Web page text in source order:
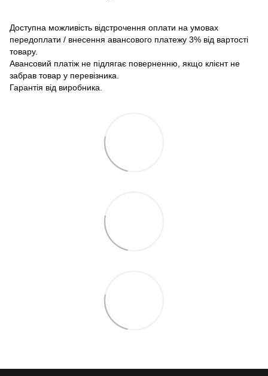
Доступна можливість відстрочення оплати на умовах
передоплати / внесення авансового платежу 3% від вартості
товару.
Авансовий платіж не підлягає поверненню, якщо клієнт не
забрав товар у перевізника.
Гарантія від виробника.